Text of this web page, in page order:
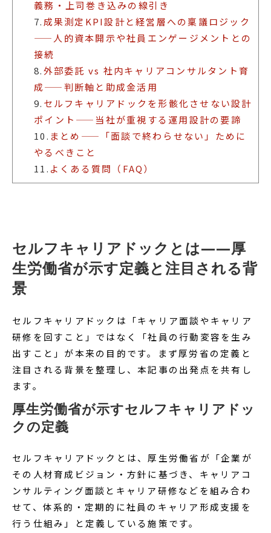
義務・上司巻き込みの線引き
7. 成果測定KPI設計と経営層への稟議ロジック
——人的資本開示や社員エンゲージメントとの
接続
8.外部委託 vs 社内キャリアコンサルタント育
成——判断軸と助成金活用
9. セルフキャリアドックを形骸化させない設計
ポイント——当社が重視する運用設計の要諦
10. まとめ——「面談で終わらせない」ために
やるべきこと
11. よくある質問（FAQ）
セルフキャリアドックとは——厚
生労働省が示す定義と注目される背
景
セルフキャリアドックは「キャリア面談やキャリア
研修を回すこと」ではなく「社員の行動変容を生み
出すこと」が本来の目的です。まず厚労省の定義と
注目される背景を整理し、本記事の出発点を共有し
ます。
厚生労働省が示すセルフキャリアドッ
クの定義
セルフキャリアドックとは、厚生労働省が「企業が
その人材育成ビジョン・方針に基づき、キャリアコ
ンサルティング面談とキャリア研修などを組み合わ
せて、体系的・定期的に社員のキャリア形成支援を
行う仕組み」と定義している施策です。